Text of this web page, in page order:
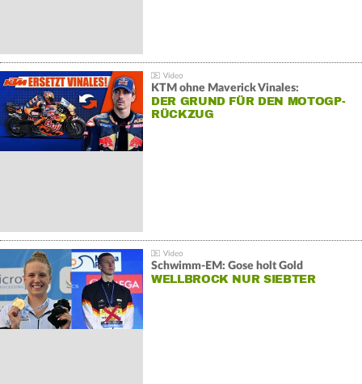
KTM ohne Maverick Vinales:
DER GRUND FÜR DEN MOTOGP-
RÜCKZUG
Schwimm-EM: Gose holt Gold
WELLBROCK NUR SIEBTER